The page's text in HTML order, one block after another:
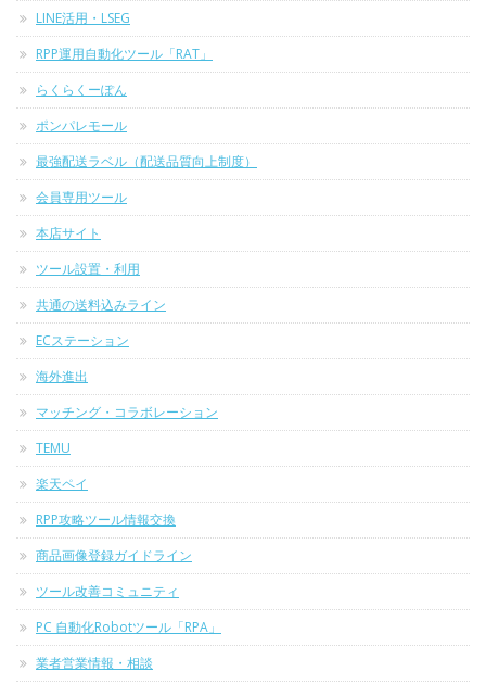
LINE活用・LSEG
RPP運用自動化ツール「RAT」
らくらくーぽん
ポンパレモール
最強配送ラベル（配送品質向上制度）
会員専用ツール
本店サイト
ツール設置・利用
共通の送料込みライン
ECステーション
海外進出
マッチング・コラボレーション
TEMU
楽天ペイ
RPP攻略ツール情報交換
商品画像登録ガイドライン
ツール改善コミュニティ
PC 自動化Robotツール「RPA」
業者営業情報・相談